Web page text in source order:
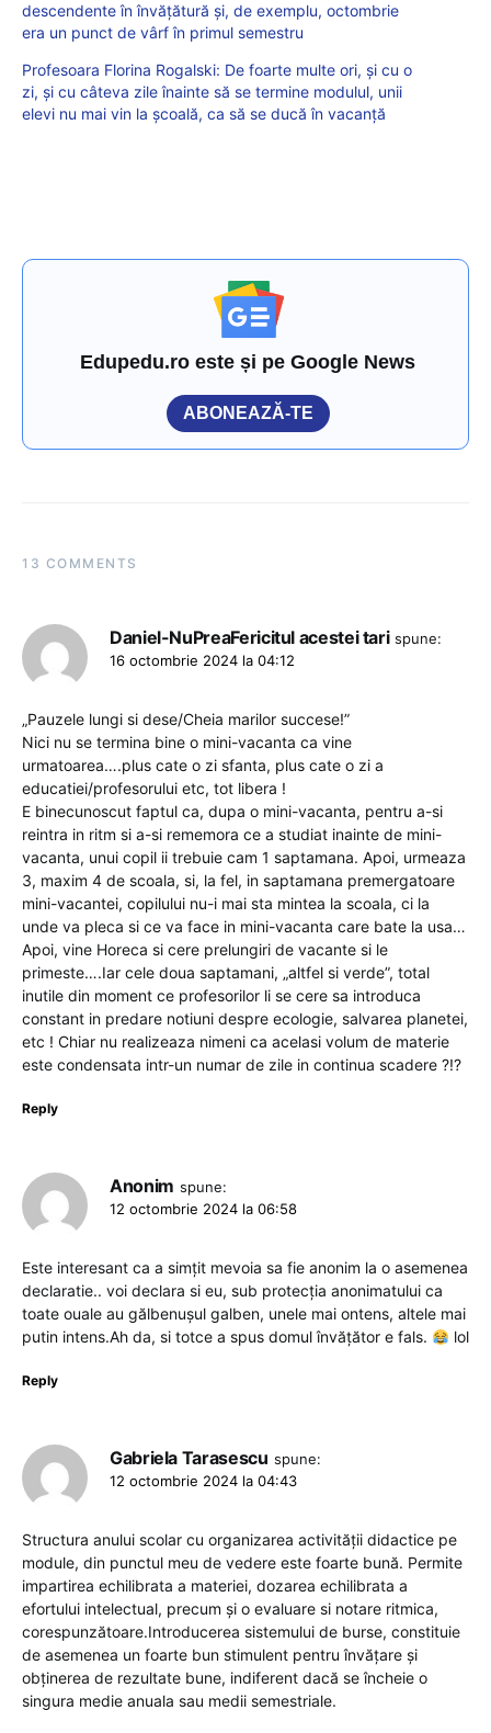
descendente în învățătură și, de exemplu, octombrie
era un punct de vârf în primul semestru
Profesoara Florina Rogalski: De foarte multe ori, și cu o
zi, și cu câteva zile înainte să se termine modulul, unii
elevi nu mai vin la școală, ca să se ducă în vacanță
Edupedu.ro este și pe Google News
ABONEAZĂ-TE
13 COMMENTS
Daniel-NuPreaFericitul acestei tari spune:
16 octombrie 2024 la 04:12
„Pauzele lungi si dese/Cheia marilor succese!”
Nici nu se termina bine o mini-vacanta ca vine
urmatoarea….plus cate o zi sfanta, plus cate o zi a
educatiei/profesorului etc, tot libera !
E binecunoscut faptul ca, dupa o mini-vacanta, pentru a-si
reintra in ritm si a-si rememora ce a studiat inainte de mini-
vacanta, unui copil ii trebuie cam 1 saptamana. Apoi, urmeaza
3, maxim 4 de scoala, si, la fel, in saptamana premergatoare
mini-vacantei, copilului nu-i mai sta mintea la scoala, ci la
unde va pleca si ce va face in mini-vacanta care bate la usa…
Apoi, vine Horeca si cere prelungiri de vacante si le
primeste….Iar cele doua saptamani, „altfel si verde”, total
inutile din moment ce profesorilor li se cere sa introduca
constant in predare notiuni despre ecologie, salvarea planetei,
etc ! Chiar nu realizeaza nimeni ca acelasi volum de materie
este condensata intr-un numar de zile in continua scadere ?!?
Reply
Anonim spune:
12 octombrie 2024 la 06:58
Este interesant ca a simțit mevoia sa fie anonim la o asemenea
declaratie.. voi declara si eu, sub protecția anonimatului ca
toate ouale au gălbenușul galben, unele mai ontens, altele mai
putin intens.Ah da, si totce a spus domul învățător e fals.
lol
Reply
Gabriela Tarasescu spune:
12 octombrie 2024 la 04:43
Structura anului scolar cu organizarea activității didactice pe
module, din punctul meu de vedere este foarte bună. Permite
impartirea echilibrata a materiei, dozarea echilibrata a
efortului intelectual, precum și o evaluare si notare ritmica,
corespunzătoare.Introducerea sistemului de burse, constituie
de asemenea un foarte bun stimulent pentru învățare și
obținerea de rezultate bune, indiferent dacă se încheie o
singura medie anuala sau medii semestriale.